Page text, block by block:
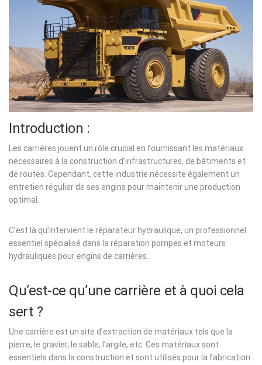
Introduction :
Les carrières jouent un rôle crucial en fournissant les matériaux
nécessaires à la construction d’infrastructures, de bâtiments et
de routes. Cependant, cette industrie nécessite également un
entretien régulier de ses engins pour maintenir une production
optimal.
C’est là qu’intervient le réparateur hydraulique, un professionnel
essentiel spécialisé dans la réparation pompes et moteurs
hydrauliques pour engins de carrières.
Qu’est-ce qu’une carrière et à quoi cela
sert ?
Une carrière est un site d’extraction de matériaux tels que la
pierre, le gravier, le sable, l’argile, etc. Ces matériaux sont
essentiels dans la construction et sont utilisés pour la fabrication